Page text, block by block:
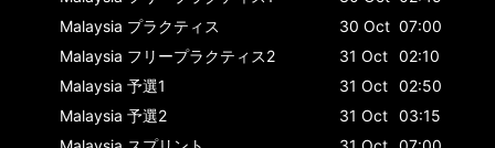
Malaysia プラクティス 30 Oct 07:00
Malaysia フリープラクティス2 31 Oct 02:10
Malaysia 予選1 31 Oct 02:50
Malaysia 予選2 31 Oct 03:15